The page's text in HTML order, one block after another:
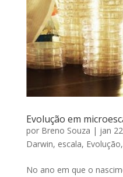
Evolução em
por Breno Souza | jan
Darwin, escala, Evolução,
No ano em que o